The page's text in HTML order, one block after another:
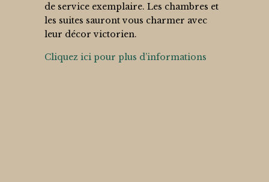
de service exemplaire. Les chambres et
les suites sauront vous charmer avec
leur décor victorien.
Cliquez ici pour plus d’informations